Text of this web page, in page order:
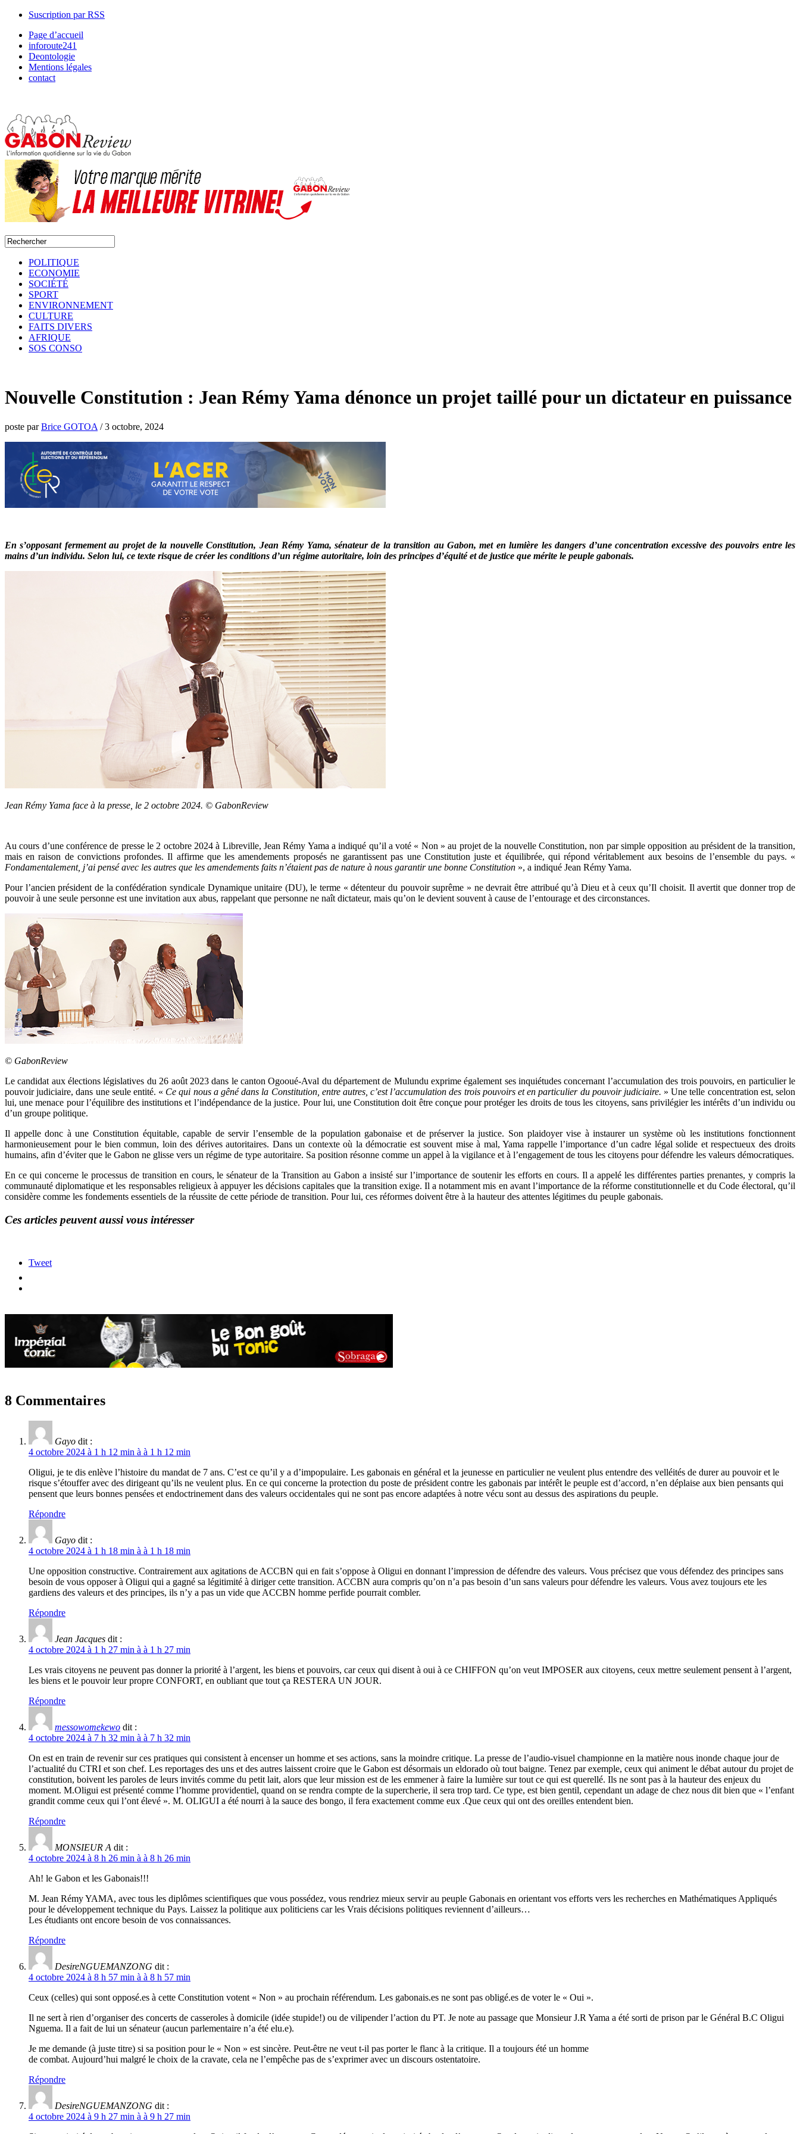
Suscription par RSS
Page d’accueil
inforoute241
Deontologie
Mentions légales
contact
POLITIQUE
ECONOMIE
SOCIÉTÉ
SPORT
ENVIRONNEMENT
CULTURE
FAITS DIVERS
AFRIQUE
SOS CONSO
Nouvelle Constitution : Jean Rémy Yama dénonce un projet taillé pour un dictateur en puissance
poste parBrice GOTOA /3 octobre, 2024
En s’opposant fermement au projet de la nouvelle Constitution, Jean Rémy Yama, sénateur de la transition au Gabon, met en lumière les dangers d’une concentration excessive des pouvoirs entre les
mains d’un individu. Selon lui, ce texte risque de créer les conditions d’un régime autoritaire, loin des principes d’équité et de justice que mérite le peuple gabonais.
Jean Rémy Yama face à la presse, le 2 octobre 2024. © GabonReview
Au cours d’une conférence de presse le 2 octobre 2024 à Libreville, Jean Rémy Yama a indiqué qu’il a voté « Non » au projet de la nouvelle Constitution, non par simple opposition au président de la transition,
mais en raison de convictions profondes. Il affirme que les amendements proposés ne garantissent pas une Constitution juste et équilibrée, qui répond véritablement aux besoins de l’ensemble du pays. «
Fondamentalement, j’ai pensé avec les autres que les amendements faits n’étaient pas de nature à nous garantir une bonne Constitution », a indiqué Jean Rémy Yama.
Pour l’ancien président de la confédération syndicale Dynamique unitaire (DU), le terme « détenteur du pouvoir suprême » ne devrait être attribué qu’à Dieu et à ceux qu’Il choisit. Il avertit que donner trop de
pouvoir à une seule personne est une invitation aux abus, rappelant que personne ne naît dictateur, mais qu’on le devient souvent à cause de l’entourage et des circonstances.
© GabonReview
Le candidat aux élections législatives du 26 août 2023 dans le canton Ogooué-Aval du département de Mulundu exprime également ses inquiétudes concernant l’accumulation des trois pouvoirs, en particulier le
pouvoir judiciaire, dans une seule entité. « Ce qui nous a gêné dans la Constitution, entre autres, c’est l’accumulation des trois pouvoirs et en particulier du pouvoir judiciaire. » Une telle concentration est, selon
lui, une menace pour l’équilibre des institutions et l’indépendance de la justice. Pour lui, une Constitution doit être conçue pour protéger les droits de tous les citoyens, sans privilégier les intérêts d’un individu ou
d’un groupe politique.
Il appelle donc à une Constitution équitable, capable de servir l’ensemble de la population gabonaise et de préserver la justice. Son plaidoyer vise à instaurer un système où les institutions fonctionnent
harmonieusement pour le bien commun, loin des dérives autoritaires. Dans un contexte où la démocratie est souvent mise à mal, Yama rappelle l’importance d’un cadre légal solide et respectueux des droits
humains, afin d’éviter que le Gabon ne glisse vers un régime de type autoritaire. Sa position résonne comme un appel à la vigilance et à l’engagement de tous les citoyens pour défendre les valeurs démocratiques.
En ce qui concerne le processus de transition en cours, le sénateur de la Transition au Gabon a insisté sur l’importance de soutenir les efforts en cours. Il a appelé les différentes parties prenantes, y compris la
communauté diplomatique et les responsables religieux à appuyer les décisions capitales que la transition exige. Il a notamment mis en avant l’importance de la réforme constitutionnelle et du Code électoral, qu’il
considère comme les fondements essentiels de la réussite de cette période de transition. Pour lui, ces réformes doivent être à la hauteur des attentes légitimes du peuple gabonais.
Ces articles peuvent aussi vous intéresser
Tweet
8 Commentaires
Gayo dit :
4 octobre 2024 à 1 h 12 min à à 1 h 12 min
Oligui, je te dis enlève l’histoire du mandat de 7 ans. C’est ce qu’il y a d’impopulaire. Les gabonais en général et la jeunesse en particulier ne veulent plus entendre des velléités de durer au pouvoir et le
risque s’étouffer avec des dirigeant qu’ils ne veulent plus. En ce qui concerne la protection du poste de président contre les gabonais par intérêt le peuple est d’accord, n’en déplaise aux bien pensants qui
pensent que leurs bonnes pensées et endoctrinement dans des valeurs occidentales qui ne sont pas encore adaptées à notre vécu sont au dessus des aspirations du peuple.
Répondre
Gayo dit :
4 octobre 2024 à 1 h 18 min à à 1 h 18 min
Une opposition constructive. Contrairement aux agitations de ACCBN qui en fait s’oppose à Oligui en donnant l’impression de défendre des valeurs. Vous précisez que vous défendez des principes sans
besoin de vous opposer à Oligui qui a gagné sa légitimité à diriger cette transition. ACCBN aura compris qu’on n’a pas besoin d’un sans valeurs pour défendre les valeurs. Vous avez toujours ete les
gardiens des valeurs et des principes, ils n’y a pas un vide que ACCBN homme perfide pourrait combler.
Répondre
Jean Jacques dit :
4 octobre 2024 à 1 h 27 min à à 1 h 27 min
Les vrais citoyens ne peuvent pas donner la priorité à l’argent, les biens et pouvoirs, car ceux qui disent à oui à ce CHIFFON qu’on veut IMPOSER aux citoyens, ceux mettre seulement pensent à l’argent,
les biens et le pouvoir leur propre CONFORT, en oubliant que tout ça RESTERA UN JOUR.
Répondre
messowomekewo dit :
4 octobre 2024 à 7 h 32 min à à 7 h 32 min
On est en train de revenir sur ces pratiques qui consistent à encenser un homme et ses actions, sans la moindre critique. La presse de l’audio-visuel championne en la matière nous inonde chaque jour de
l’actualité du CTRI et son chef. Les reportages des uns et des autres laissent croire que le Gabon est désormais un eldorado où tout baigne. Tenez par exemple, ceux qui animent le débat autour du projet de
constitution, boivent les paroles de leurs invités comme du petit lait, alors que leur mission est de les emmener à faire la lumière sur tout ce qui est querellé. Ils ne sont pas à la hauteur des enjeux du
moment. M.Oligui est présenté comme l’homme providentiel, quand on se rendra compte de la supercherie, il sera trop tard. Ce type, est bien gentil, cependant un adage de chez nous dit bien que « l’enfant
grandit comme ceux qui l’ont élevé ». M. OLIGUI a été nourri à la sauce des bongo, il fera exactement comme eux .Que ceux qui ont des oreilles entendent bien.
Répondre
MONSIEUR A dit :
4 octobre 2024 à 8 h 26 min à à 8 h 26 min
Ah! le Gabon et les Gabonais!!!
M. Jean Rémy YAMA, avec tous les diplômes scientifiques que vous possédez, vous rendriez mieux servir au peuple Gabonais en orientant vos efforts vers les recherches en Mathématiques Appliqués
pour le développement technique du Pays. Laissez la politique aux politiciens car les Vrais décisions politiques reviennent d’ailleurs…
Les étudiants ont encore besoin de vos connaissances.
Répondre
DesireNGUEMANZONG dit :
4 octobre 2024 à 8 h 57 min à à 8 h 57 min
Ceux (celles) qui sont opposé.es à cette Constitution votent « Non » au prochain référendum. Les gabonais.es ne sont pas obligé.es de voter le « Oui ».
Il ne sert à rien d’organiser des concerts de casseroles à domicile (idée stupide!) ou de vilipender l’action du PT. Je note au passage que Monsieur J.R Yama a été sorti de prison par le Général B.C Oligui
Nguema. Il a fait de lui un sénateur (aucun parlementaire n’a été elu.e).
Je me demande (à juste titre) si sa position pour le « Non » est sincère. Peut-être ne veut t-il pas porter le flanc à la critique. Il a toujours été un homme
de combat. Aujourd’hui malgré le choix de la cravate, cela ne l’empêche pas de s’exprimer avec un discours ostentatoire.
Répondre
DesireNGUEMANZONG dit :
4 octobre 2024 à 9 h 27 min à à 9 h 27 min